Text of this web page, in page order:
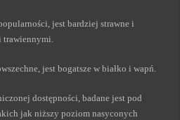
jest bardziej strawne i
trawiennymi.
jest bogatsze w białko i wapń.
dostępności, badane jest pod
jak niższy poziom nasyconych